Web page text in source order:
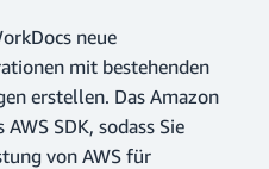
neue
mit bestehenden
erstellen. Das Amazon
SDK, sodass Sie
von AWS für